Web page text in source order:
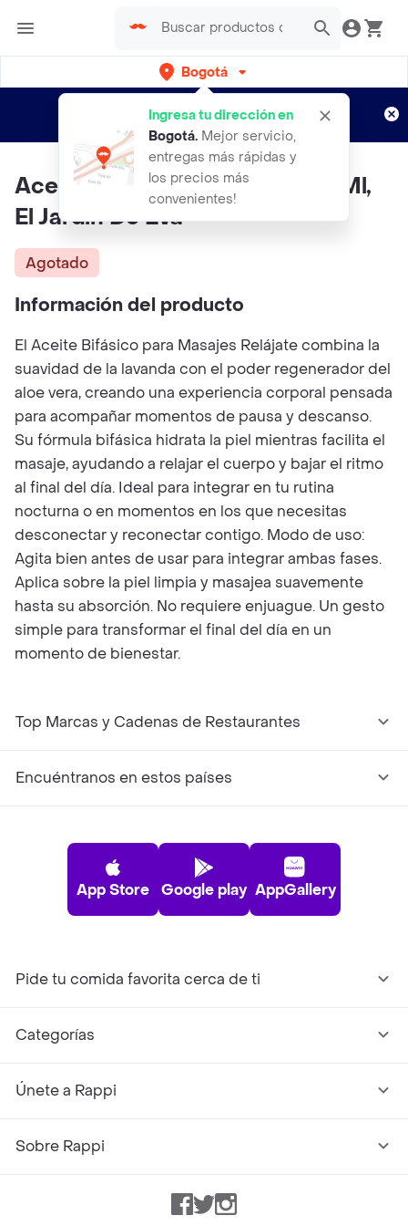
Bogotá
Ingresa tu dirección en
Bogotá. Mejor servicio,
entregas más rápidas y
los precios más
convenientes!
envíos gratis por semanas
Aplican TyC
Aceite Bifásico Relájate 1000 Ml,
El Jardín De Eva
Agotado
Información del producto
El Aceite Bifásico para Masajes Relájate combina la
suavidad de la lavanda con el poder regenerador del
aloe vera, creando una experiencia corporal pensada
para acompañar momentos de pausa y descanso.
Su fórmula bifásica hidrata la piel mientras facilita el
masaje, ayudando a relajar el cuerpo y bajar el ritmo
al final del día. Ideal para integrar en tu rutina
nocturna o en momentos en los que necesitas
desconectar y reconectar contigo. Modo de uso:
Agita bien antes de usar para integrar ambas fases.
Aplica sobre la piel limpia y masajea suavemente
hasta su absorción. No requiere enjuague. Un gesto
simple para transformar el final del día en un
momento de bienestar.
Top Marcas y Cadenas de Restaurantes
Encuéntranos en estos países
App Store Google play AppGallery
Pide tu comida favorita cerca de ti
Categorías
Únete a Rappi
Sobre Rappi
Facebook
TwitterInstagram